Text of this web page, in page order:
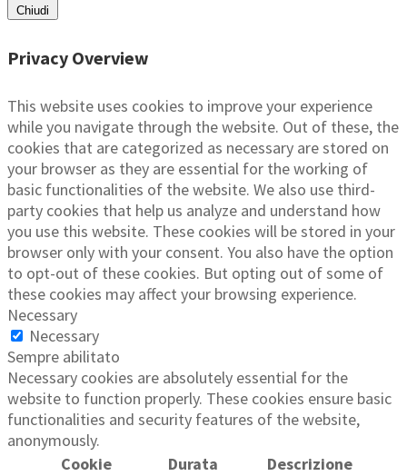
Chiudi
Privacy Overview
This website uses cookies to improve your experience
while you navigate through the website. Out of these, the
cookies that are categorized as necessary are stored on
your browser as they are essential for the working of
basic functionalities of the website. We also use third-
party cookies that help us analyze and understand how
you use this website. These cookies will be stored in your
browser only with your consent. You also have the option
to opt-out of these cookies. But opting out of some of
these cookies may affect your browsing experience.
Necessary
Necessary
Sempre abilitato
Necessary cookies are absolutely essential for the
website to function properly. These cookies ensure basic
functionalities and security features of the website,
anonymously.
Cookie
Durata Descrizione